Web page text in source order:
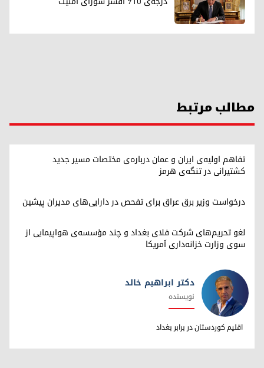
مطالب مرتبط
تفاهم اولیه‌ی ایران و عمان درباره‌ی مختصات مسیر جدید
کشتیرانی در تنگه‌ی هرمز
درخواست وزیر برق عراق برای تفحص در دارایی‌های مدیران پیشین
لغو تحریم‌های شرکت فلای بغداد و چند مؤسسه‌ی هواپیمایی از
سوی وزارت خزانه‌داری آمریکا
دکتر ابراهیم خالد
دکتر ابراهیم خالد
نویسنده
اقلیم کوردستان در برابر بغداد